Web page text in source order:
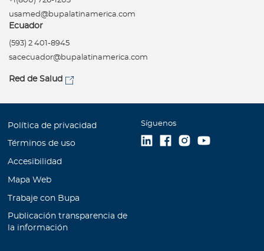
usamed@bupalatinamerica.com
Ecuador
(593) 2 401-8945
sacecuador@bupalatinamerica.com
Red de Salud
Política de privacidad
Términos de uso
Accesibilidad
Mapa Web
Trabaje con Bupa
Publicación transparencia de
la información
Síguenos